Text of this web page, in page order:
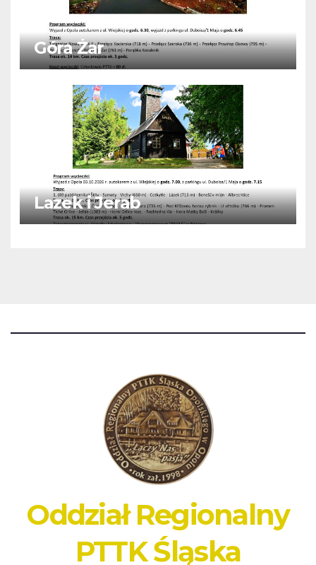
Góra Żar
Lazek i Jerab
Oddział Regionalny
PTTK Śląska